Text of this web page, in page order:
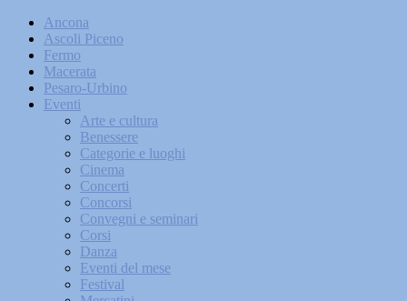
Ancona
Ascoli Piceno
Fermo
Macerata
Pesaro-Urbino
Eventi
Arte e cultura
Benessere
Categorie e luoghi
Cinema
Concerti
Concorsi
Convegni e seminari
Corsi
Danza
Eventi del mese
Festival